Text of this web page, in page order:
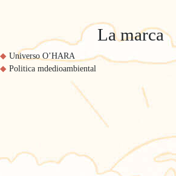
La marca
Universo O’HARA
Politica mdedioambiental